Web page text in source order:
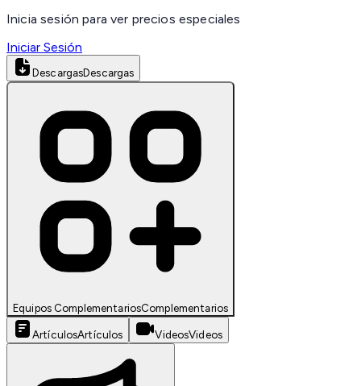
Inicia sesión para ver precios especiales
Iniciar Sesión
DescargasDescargas
Equipos ComplementariosComplementarios
ArtículosArtículos VideosVideos